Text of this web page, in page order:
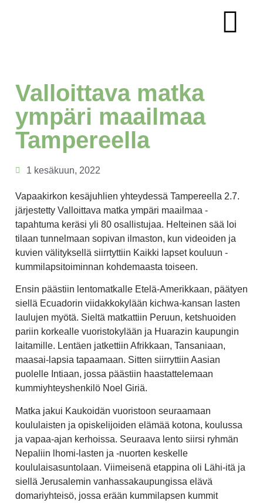
Valloittava matka
ympäri maailmaa
Tampereella
1 kesäkuun, 2022
Vapaakirkon kesäjuhlien yhteydessä Tampereella 2.7.
järjestetty Valloittava matka ympäri maailmaa -
tapahtuma keräsi yli 80 osallistujaa. Helteinen sää loi
tilaan tunnelmaan sopivan ilmaston, kun videoiden ja
kuvien välityksellä siirrtyttiin Kaikki lapset kouluun -
kummilapsitoiminnan kohdemaasta toiseen.
Ensin päästiin lentomatkalle Etelä-Amerikkaan, päätyen
siellä Ecuadorin viidakkokylään kichwa-kansan lasten
laulujen myötä. Sieltä matkattiin Peruun, ketshuoiden
pariin korkealle vuoristokylään ja Huarazin kaupungin
laitamille. Lentäen jatkettiin Afrikkaan, Tansaniaan,
maasai-lapsia tapaamaan. Sitten siirryttiin Aasian
puolelle Intiaan, jossa päästiin haastattelemaan
kummiyhteyshenkilö Noel Giriä.
Matka jakui Kaukoidän vuoristoon seuraamaan
koululaisten ja opiskelijoiden elämää kotona, koulussa
ja vapaa-ajan kerhoissa. Seuraava lento siirsi ryhmän
Nepaliin lhomi-lasten ja -nuorten keskelle
koululaisasuntolaan. Viimeisenä etappina oli Lähi-itä ja
siellä Jerusalemin vanhassakaupungissa elävä
domariyhteisö, jossa erään kummilapsen kummit